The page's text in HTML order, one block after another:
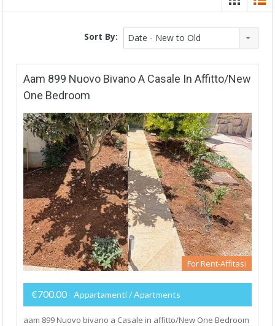
Sort By: Date - New to Old
Aam 899 Nuovo Bivano A Casale In Affitto/New
One Bedroom
For Rent-Affitasi
€700.00 - Appartamenti / Apartments
aam 899 Nuovo bivano a Casale in affitto/New One Bedroom